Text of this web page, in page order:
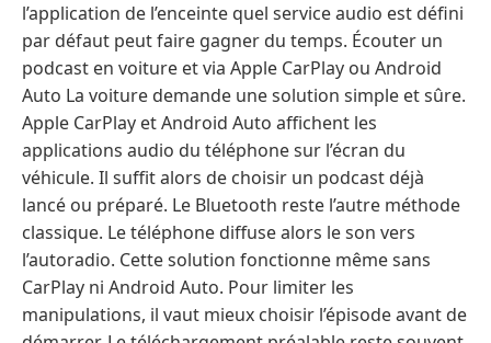
l’application de l’enceinte quel service audio est défini
par défaut peut faire gagner du temps. Écouter un
podcast en voiture et via Apple CarPlay ou Android
Auto La voiture demande une solution simple et sûre.
Apple CarPlay et Android Auto affichent les
applications audio du téléphone sur l’écran du
véhicule. Il suffit alors de choisir un podcast déjà
lancé ou préparé. Le Bluetooth reste l’autre méthode
classique. Le téléphone diffuse alors le son vers
l’autoradio. Cette solution fonctionne même sans
CarPlay ni Android Auto. Pour limiter les
manipulations, il vaut mieux choisir l’épisode avant de